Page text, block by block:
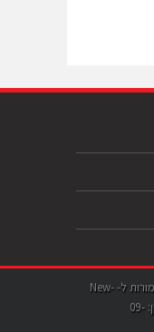
New-Tech Magazine | כל הזכויות שמורות ל- New-
Tech Magazines Group Ltd. | טלפון: 09-